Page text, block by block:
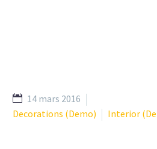
14 mars 2016
Decorations (Demo)
Interior